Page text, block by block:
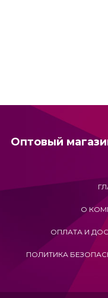
Оптовый
О
ОПЛАТА И
ПОЛИТИКА